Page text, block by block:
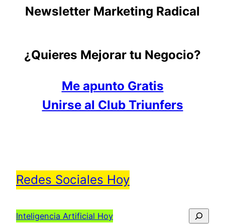
Newsletter Marketing Radical
¿Quieres Mejorar tu Negocio?
Me apunto Gratis
Unirse al Club Triunfers
Redes Sociales Hoy
Inteligencia Artificial Hoy